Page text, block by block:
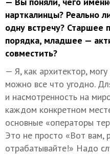
нарткалинцы? Реально
одну встречу? Старшее
порядка, младшее —
совместить?
— Я, как архитектор,
можно все что угодно.
и насмотренность на
каждом конкретном
основные «операторы
Это не просто «Вот вам,
отрабатывайте!» Надо